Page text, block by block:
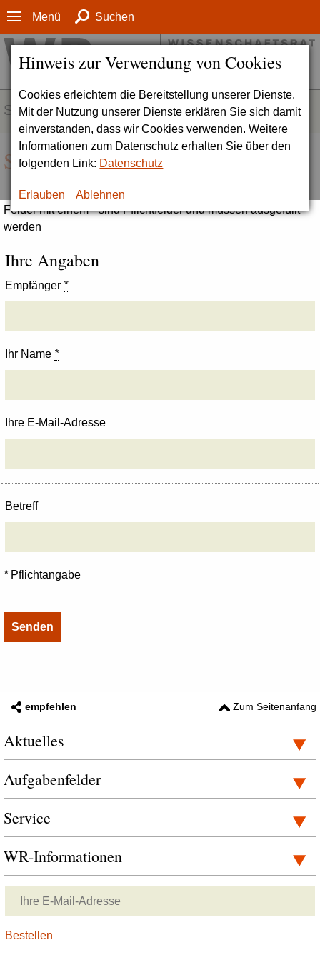
Hinweis zur Verwendung von Cookies
Cookies erleichtern die Bereitstellung unserer Dienste.
Mit der Nutzung unserer Dienste erklären Sie sich damit
einverstanden, dass wir Cookies verwenden. Weitere
Informationen zum Datenschutz erhalten Sie über den
folgenden Link: Datenschutz
Erlauben Ablehnen
Menü Suchen
SERVICE
Seite empfehlen
Felder mit einem * sind Pflichtfelder und müssen ausgefüllt
werden
Ihre Angaben
Empfänger *
Ihr Name *
Ihre E-Mail-Adresse
Betreff
*Pflichtangabe
empfehlen Zum Seitenanfang
Aktuelles
Aufgabenfelder
Service
WR-Informationen